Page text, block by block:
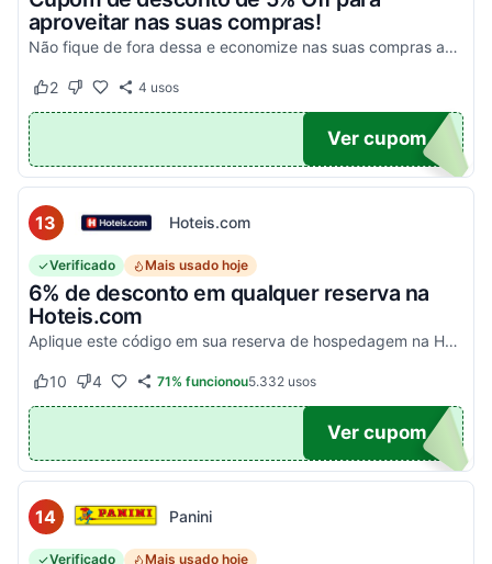
aproveitar nas suas compras!
Não fique de fora dessa e economize nas suas compras agora mesmo!
Este cupom funcionou
2 Este cupom não funcionou
4 usos
DO5
Ver cupom
13 Hoteis.com
Verificado Mais usado hoje
6% de desconto em qualquer reserva na
Hoteis.com
Aplique este código em sua reserva de hospedagem na Hoteis.com para obter 6% de desconto em estabelecimentos participantes da promoção.
Este cupom funcionou
10 Este cupom não funcionou
4 71% funcionou5.332usos
POM6
Ver cupom
14 Panini
Verificado Mais usado hoje